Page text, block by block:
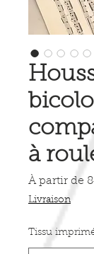
à
À partir de
Livraison
Tissu